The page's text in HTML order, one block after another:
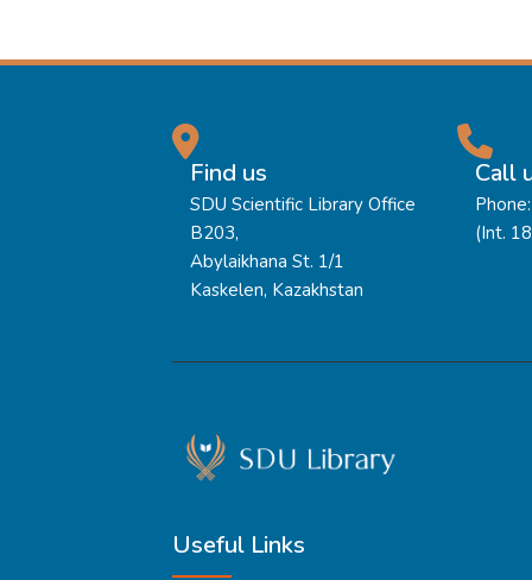
Find us
SDU Scientific Library Office
B203,
Abylaikhana St. 1/1
Kaskelen, Kazakhstan
Call
(Int.
Useful Links